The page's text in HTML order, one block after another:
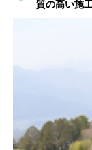
質の高い施